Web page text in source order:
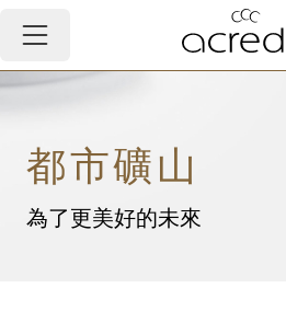
都市礦山
為了更美好的未來